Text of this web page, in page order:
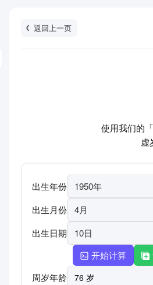
返回上一页
使用我们的
虚
出生年份
1950年
出生月份
4月
出生日期
10日
开始计算
周岁年龄